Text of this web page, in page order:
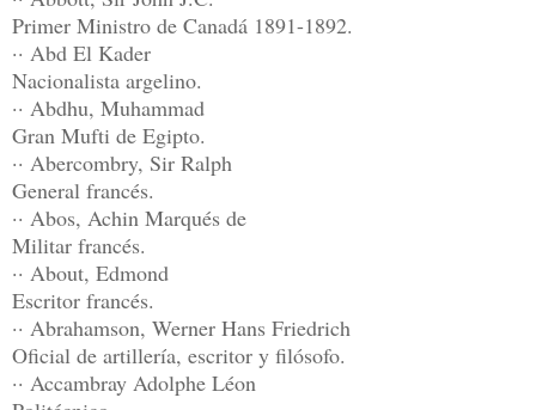
Primer Ministro de Canadá 1891-1892.
·· Abd El Kader
Nacionalista argelino.
·· Abdhu, Muhammad
Gran Mufti de Egipto.
·· Abercombry, Sir Ralph
General francés.
·· Abos, Achin Marqués de
Militar francés.
·· About, Edmond
Escritor francés.
·· Abrahamson, Werner Hans Friedrich
Oficial de artillería, escritor y filósofo.
·· Accambray Adolphe Léon